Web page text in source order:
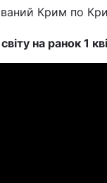
Крим по
на ранок 1